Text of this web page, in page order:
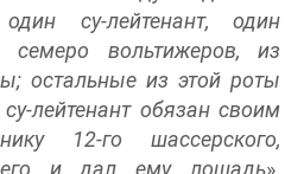
су-лейтенант, один
вольтижеров, из
остальные из этой роты
лейтенант обязан своим
12-го шассерского,
его и дал ему лошадь».